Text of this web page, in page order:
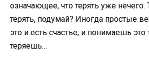
означающее, что терять уже нечего.
терять, подумай? Иногда простые
это и есть счастье, и понимаешь это
теряешь…